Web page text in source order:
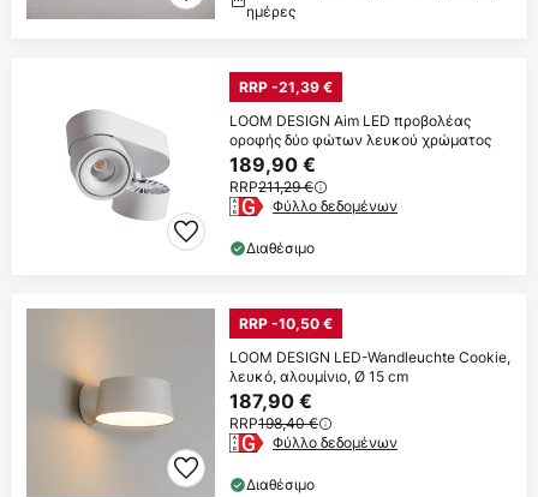
ημέρες
RRP -21,39 €
LOOM DESIGN Aim LED προβολέας
οροφής δύο φώτων λευκού χρώματος
189,90 €
RRP211,29 €
Φύλλο δεδομένων
Διαθέσιμο
RRP -10,50 €
LOOM DESIGN LED-Wandleuchte Cookie,
λευκό, αλουμίνιο, Ø 15 cm
187,90 €
RRP198,40 €
Φύλλο δεδομένων
Διαθέσιμο